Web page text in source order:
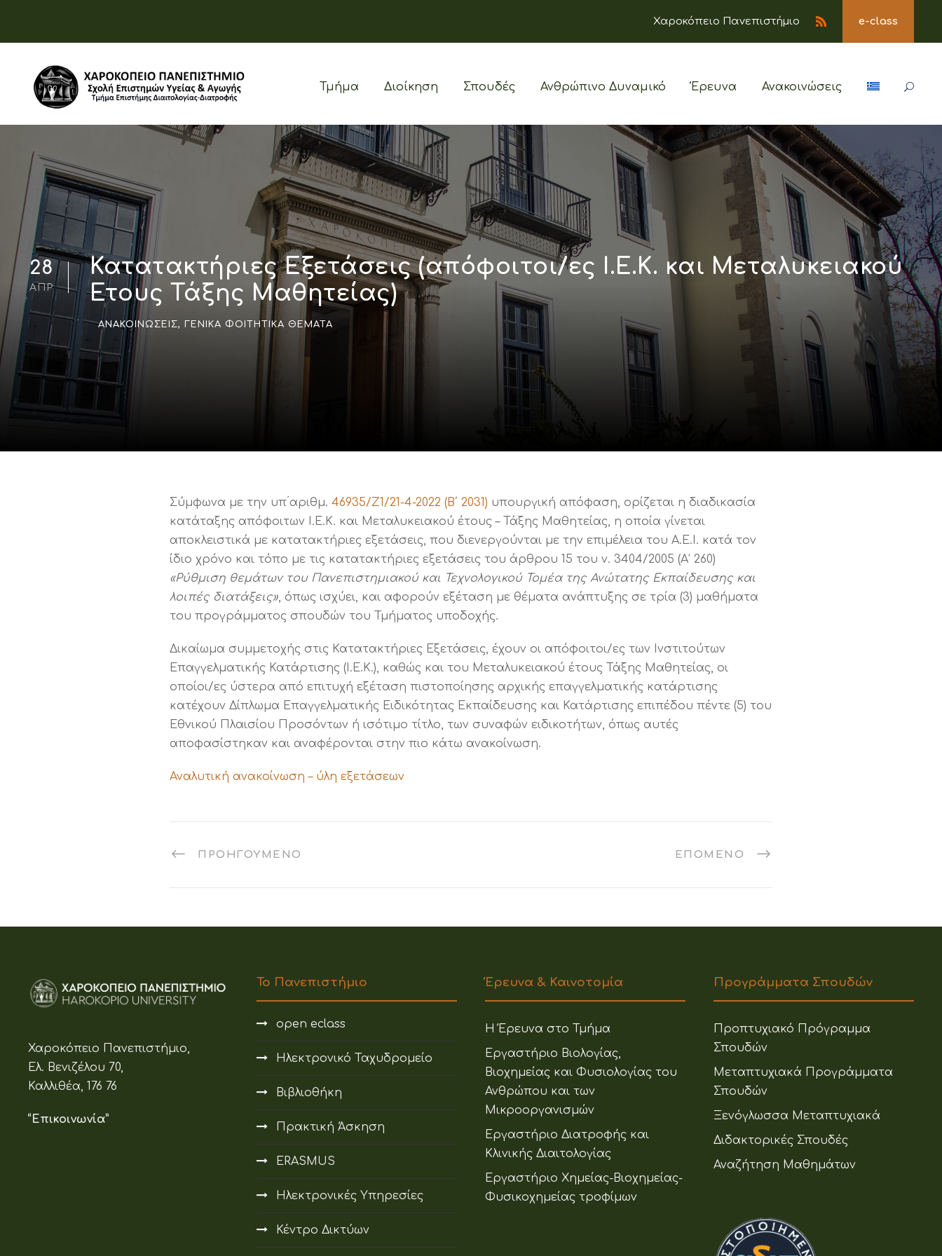
Χαροκόπειο Πανεπιστήμιο e-class
Τμήμα Διοίκηση Σπουδές Ανθρώπινο Δυναμικό Έρευνα Ανακοινώσεις
28
ΑΠΡ
Κατατακτήριες Εξετάσεις (απόφοιτοι/ες Ι.Ε.Κ. και Μεταλυκειακού
Έτους Τάξης Μαθητείας)
ΑΝΑΚΟΙΝΏΣΕΙΣ, ΓΕΝΙΚΆ ΦΟΙΤΗΤΙΚΆ ΘΈΜΑΤΑ
Σύμφωνα με την υπ ́αριθμ. 46935/Ζ1/21-4-2022 (Β΄ 2031) υπουργική απόφαση, ορίζεται η διαδικασία
κατάταξης απόφοιτων Ι.Ε.Κ. και Μεταλυκειακού έτους – Τάξης Μαθητείας, η οποία γίνεται
αποκλειστικά με κατατακτήριες εξετάσεις, που διενεργούνται με την επιμέλεια του Α.Ε.Ι. κατά τον
ίδιο χρόνο και τόπο με τις κατατακτήριες εξετάσεις του άρθρου 15 του ν. 3404/2005 (Α’ 260)
«Ρύθμιση θεμάτων του Πανεπιστημιακού και Τεχνολογικού Τομέα της Ανώτατης Εκπαίδευσης και
λοιπές διατάξεις», όπως ισχύει, και αφορούν εξέταση με θέματα ανάπτυξης σε τρία (3) μαθήματα
του προγράμματος σπουδών του Τμήματος υποδοχής.
Δικαίωμα συμμετοχής στις Κατατακτήριες Εξετάσεις, έχουν οι απόφοιτοι/ες των Ινστιτούτων
Επαγγελματικής Κατάρτισης (Ι.Ε.Κ.), καθώς και του Μεταλυκειακού έτους Τάξης Μαθητείας, οι
οποίοι/ες ύστερα από επιτυχή εξέταση πιστοποίησης αρχικής επαγγελματικής κατάρτισης
κατέχουν Δίπλωμα Επαγγελματικής Ειδικότητας Εκπαίδευσης και Κατάρτισης επιπέδου πέντε (5) του
Εθνικού Πλαισίου Προσόντων ή ισότιμο τίτλο, των συναφών ειδικοτήτων, όπως αυτές
αποφασίστηκαν και αναφέρονται στην πιο κάτω ανακοίνωση.
Αναλυτική ανακοίνωση – ύλη εξετάσεων
ΠΡΟΗΓΟΎΜΕΝΟ ΕΠΌΜΕΝΟ
Χαροκόπειο Πανεπιστήμιο,
Ελ. Βενιζέλου 70,
Καλλιθέα, 176 76
“Επικοινωνία”
Το Πανεπιστήμιο
open eclass
Ηλεκτρονικό Ταχυδρομείο
Βιβλιοθήκη
Πρακτική Άσκηση
ERASMUS
Ηλεκτρονικές Υπηρεσίες
Κέντρο Δικτύων
Έρευνα & Καινοτομία
Η Έρευνα στο Τμήμα
Εργαστήριο Βιολογίας,
Βιοχημείας και Φυσιολογίας του
Ανθρώπου και των
Μικροοργανισμών
Εργαστήριο Διατροφής και
Κλινικής Διαιτολογίας
Εργαστήριο Χημείας-Βιοχημείας-
Φυσικοχημείας τροφίμων
Προγράμματα Σπουδών
Προπτυχιακό Πρόγραμμα
Σπουδών
Μεταπτυχιακά Προγράμματα
Σπουδών
Ξενόγλωσσα Μεταπτυχιακά
Διδακτορικές Σπουδές
Αναζήτηση Μαθημάτων